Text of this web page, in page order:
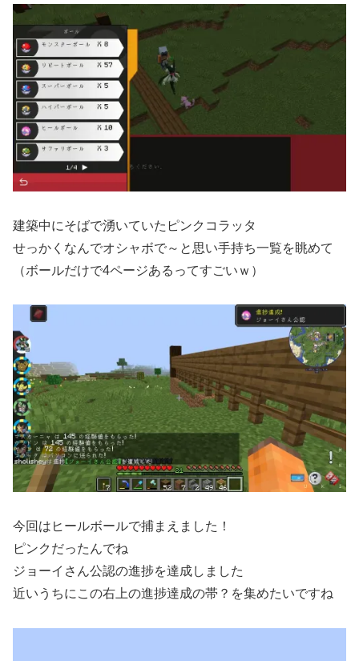
建築中にそばで湧いていたピンクコラッタ
せっかくなんでオシャボで～と思い手持ち一覧を眺めて
（ボールだけで4ページあるってすごいｗ）
今回はヒールボールで捕まえました！
ピンクだったんでね
ジョーイさん公認の進捗を達成しました
近いうちにこの右上の進捗達成の帯？を集めたいですね